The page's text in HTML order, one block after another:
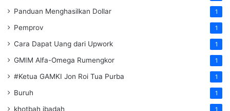
Panduan Menghasilkan Dollar 1
Pemprov 1
Cara Dapat Uang dari Upwork 1
GMIM Alfa-Omega Rumengkor 1
#Ketua GAMKI Jon Roi Tua Purba 1
Buruh 1
khotbah ibadah 1